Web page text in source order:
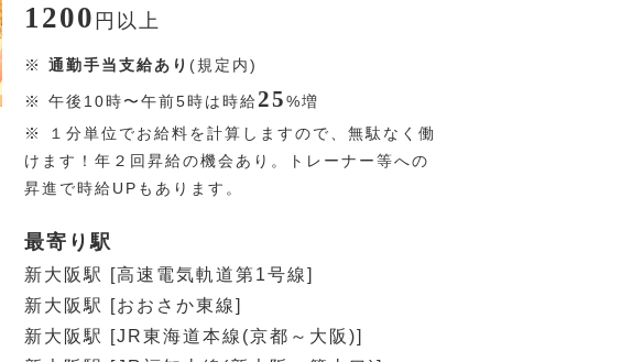
1200 円 以上
※ 通勤手当支給あり (規定内)
※ 午後10時〜午前5時は時給25%増
※
１分単位でお給料を計算しますので、無駄なく働
けます！年２回昇給の機会あり。トレーナー等への
昇進で時給UPもあります。
最寄り駅
新大阪駅 [高速電気軌道第1号線]
新大阪駅 [おおさか東線]
新大阪駅 [JR東海道本線(京都～大阪)]